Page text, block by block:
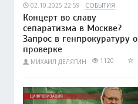
02.10.2025 22:59 СОБЫТИЯ
Концерт во славу
сепаратизма в Москве?
Запрос в генпрокуратуру о
проверке
МИХАИЛ ДЕЛЯГИН 1120